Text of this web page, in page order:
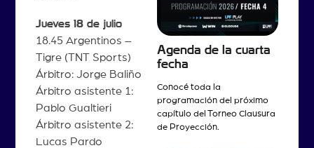
Jueves 18 de julio
18.45 Argentinos –
Tigre (TNT Sports)
Árbitro: Jorge Baliño
Árbitro asistente 1:
Pablo Gualtieri
Árbitro asistente 2:
Lucas Pardo
Agenda de la cuarta
fecha
Conocé toda la
programación del próximo
capítulo del Torneo Clausura
de Proyección.